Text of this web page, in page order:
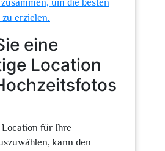
um die besten
zu erzielen.
eine
Location
für Ihre
kann den